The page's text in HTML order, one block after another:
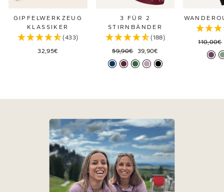
GIPFELWERKZEUG
KLASSIKER
(433)
32,95€
3 FÜR 2
STIRNBÄNDER
(188)
Normaler
Preis
59,90€ Sonderpreis
39,90€
Preis
110,00€